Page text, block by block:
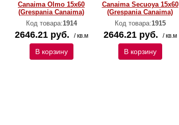
Canaima Olmo 15x60
(Grespania Canaima)
Код товара:1914
2646.21 руб. / кв.м
В корзину
Canaima Secuoya 15x60
(Grespania Canaima)
Код товара:1915
2646.21 руб. / кв.м
В корзину